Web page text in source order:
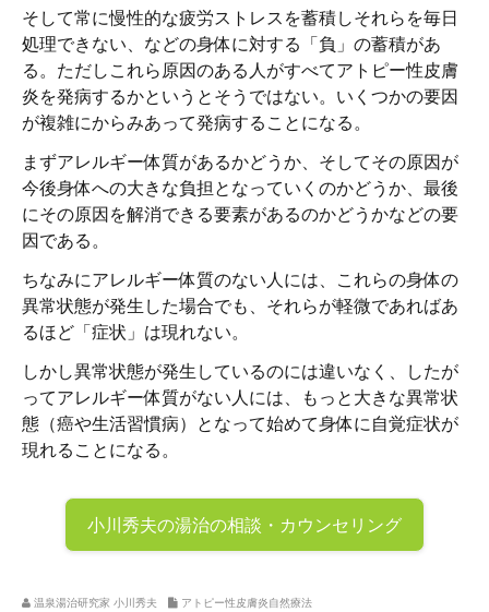
そして常に慢性的な疲労ストレスを蓄積しそれらを毎日
処理できない、などの身体に対する「負」の蓄積があ
る。ただしこれら原因のある人がすべてアトピー性皮膚
炎を発病するかというとそうではない。いくつかの要因
が複雑にからみあって発病することになる。
まずアレルギー体質があるかどうか、そしてその原因が
今後身体への大きな負担となっていくのかどうか、最後
にその原因を解消できる要素があるのかどうかなどの要
因である。
ちなみにアレルギー体質のない人には、これらの身体の
異常状態が発生した場合でも、それらが軽微であればあ
るほど「症状」は現れない。
しかし異常状態が発生しているのには違いなく、したが
ってアレルギー体質がない人には、もっと大きな異常状
態（癌や生活習慣病）となって始めて身体に自覚症状が
現れることになる。
小川秀夫の湯治の相談・カウンセリング
温泉湯治研究家 小川秀夫 アトピー性皮膚炎自然療法